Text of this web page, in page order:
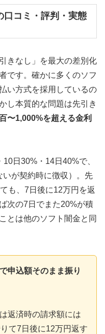
口コミ・評判・実態
きなし」を最大の差別化
です。確かに多くのソフ
い方式を採用しているの
し本質的な問題は先引き
〜1,000%を超える金利
日30%・14日40%で、
が契約時に徴収）。先
も、7日後に12万円を返
次の7日でまた20%が積
とは他のソフト闇金と同
申込額そのまま振り
返済時の請求額には
て7日後に12万円返す